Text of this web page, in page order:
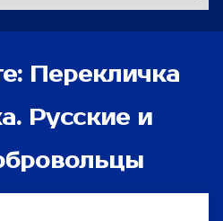
Перекличка
Русские и